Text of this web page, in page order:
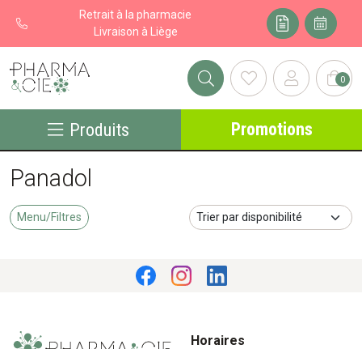
Retrait à la pharmacie
Livraison à Liège
Pharma&cie - Pharmacie des Franchises Votre export 0
Produits Promotions
Panadol
Menu/Filtres
Horaires